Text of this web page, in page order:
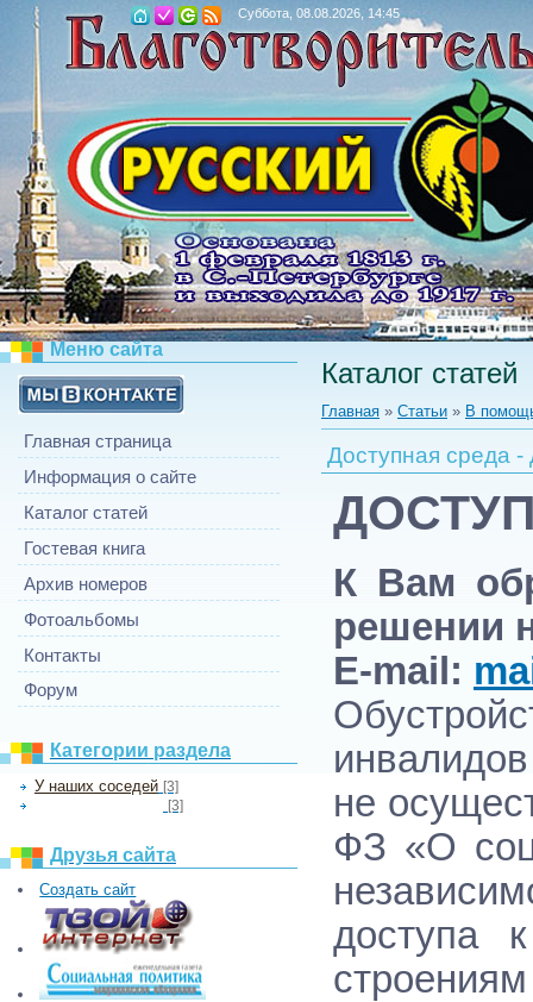
Суббота, 08.08.2026, 14:45
Меню сайта
Главная страница
Информация о сайте
Каталог статей
Гостевая книга
Архив номеров
Фотоальбомы
Контакты
Форум
Категории раздела
У наших соседей [3]
[3]
Друзья сайта
Создать сайт
Каталог статей
Главная » Статьи » В
Доступная среда
К Вам
решении
E-mail:
не
ФЗ «О
доступа